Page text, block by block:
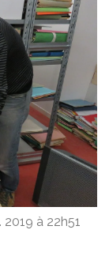
2019 à 22h51